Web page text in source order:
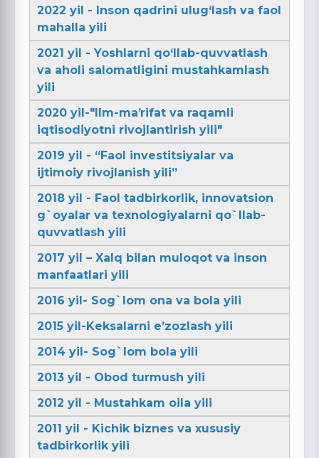
2022 yil - Inson qadrini ulug‘lash va faol
mahalla yili
2021 yil - Yoshlarni qo‘llab-quvvatlash
va aholi salomatligini mustahkamlash
yili
2020 yil-"Ilm-maʼrifat va raqamli
iqtisodiyotni rivojlantirish yili"
2019 yil - “Faol investitsiyalar va
ijtimoiy rivojlanish yili”
2018 yil - Faol tadbirkorlik, innovatsion
g`oyalar va texnologiyalarni qo`llab-
quvvatlash yili
2017 yil – Xalq bilan muloqot va inson
manfaatlari yili
2016 yil- Sog`lom ona va bola yili
2015 yil-Keksalarni e’zozlash yili
2014 yil- Sog`lom bola yili
2013 yil - Obod turmush yili
2012 yil - Mustahkam oila yili
2011 yil - Kichik biznes va xususiy
tadbirkorlik yili